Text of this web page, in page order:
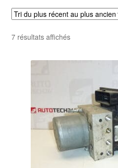
Plainte
Politique de confidentialité
Procédure de Réclamation
7 résultats affichésTrié
plus
ancien